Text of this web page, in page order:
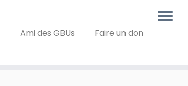
Ami des GBUs
Faire un don